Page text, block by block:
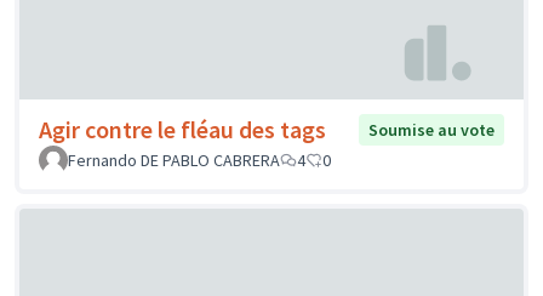
Agir contre le fléau des tags
Soumise au vote
Fernando DE PABLO CABRERA
4 0